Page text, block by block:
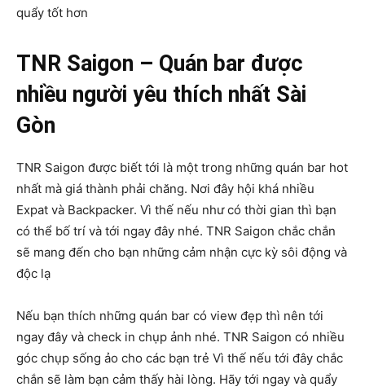
quẩy tốt hơn
TNR Saigon – Quán bar được
nhiều người yêu thích nhất Sài
Gòn
TNR Saigon được biết tới là một trong những quán bar hot
nhất mà giá thành phải chăng. Nơi đây hội khá nhiều
Expat và Backpacker. Vì thế nếu như có thời gian thì bạn
có thể bố trí và tới ngay đây nhé. TNR Saigon chắc chắn
sẽ mang đến cho bạn những cảm nhận cực kỳ sôi động và
độc lạ
Nếu bạn thích những quán bar có view đẹp thì nên tới
ngay đây và check in chụp ảnh nhé. TNR Saigon có nhiều
góc chụp sống ảo cho các bạn trẻ Vì thế nếu tới đây chắc
chắn sẽ làm bạn cảm thấy hài lòng. Hãy tới ngay và quẩy